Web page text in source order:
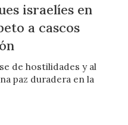
israelíes en
a cascos
de hostilidades y al
paz duradera en la